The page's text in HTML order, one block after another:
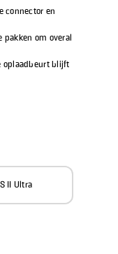
connector en
om overal
oplaadbeurt blijft
II Ultra